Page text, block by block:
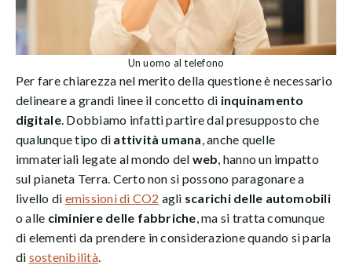
Un uomo al telefono
Per fare chiarezza nel merito della questione è necessario
delineare a grandi linee il concetto di inquinamento
digitale. Dobbiamo infatti partire dal presupposto che
qualunque tipo di attività umana, anche quelle
immateriali legate al mondo del web, hanno un impatto
sul pianeta Terra. Certo non si possono paragonare a
livello di emissioni di CO2 agli scarichi delle automobili
o alle ciminiere delle fabbriche, ma si tratta comunque
di elementi da prendere in considerazione quando si parla
di sostenibilità.